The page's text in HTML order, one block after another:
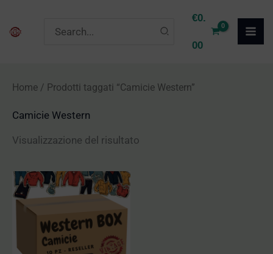
per:
€0.
00
Home / Prodotti taggati “Camicie Western”
Camicie Western
Visualizzazione del risultato